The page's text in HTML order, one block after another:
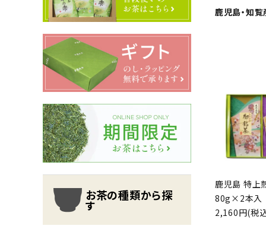
鹿児島茶 さつまかおり
知覧茶
翠の雫
有機栽培 ギフト
新規会員登録で200pt進呈
お茶の種類から探す
シリーズで探す
シーン別で楽しむ
お茶の種類から探
す
鹿児島・知覧
鹿児島 特上
80g×2本入
2,160円(税